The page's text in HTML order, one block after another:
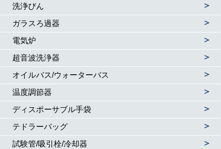
洗浄びん ＞
ガラスろ過器 ＞
電気炉 ＞
超音波洗浄器 ＞
オイルバス/ウォーターバス ＞
温度調節器 ＞
ディスポーサブル手袋 ＞
テドラーバッグ ＞
試験管/吸引栓/冷却器 ＞